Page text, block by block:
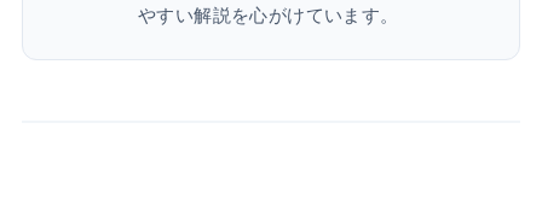
やすい解説を心がけています。